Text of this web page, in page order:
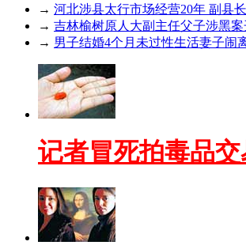
→ 河北涉县太行市场经营20年 副县
→ 吉林榆树原人大副主任父子涉黑案
→ 男子结婚4个月未过性生活妻子闹
记者冒死拍毒品交